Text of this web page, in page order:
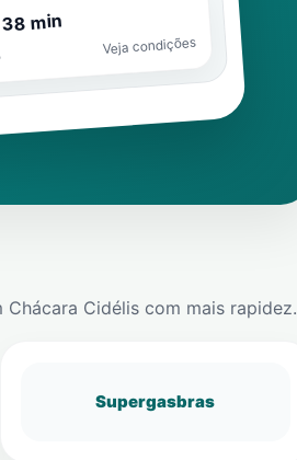
min
Veja condições
Chácara Cidélis com mais rapidez.
Supergasbras